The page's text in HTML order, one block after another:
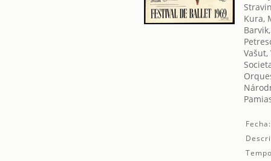
Kura,
Fecha: